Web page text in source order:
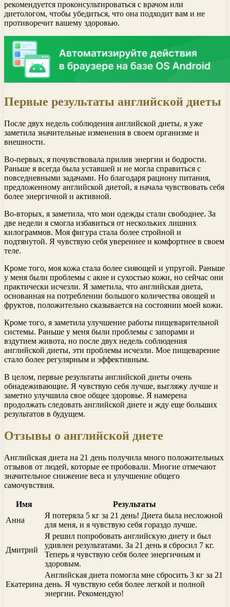
рекомендуется проконсультироваться с врачом или
диетологом, чтобы убедиться, что она подходит вам и не
противоречит вашему здоровью.
Первые результаты английской диеты
После двух недель соблюдения английской диеты, я уже
заметила значительные изменения в своем организме и
внешности.
Во-первых, я почувствовала прилив энергии и бодрости.
Раньше я всегда была уставшей и не могла справиться с
повседневными задачами. Но благодаря рациону питания,
предложенному английской диетой, я начала чувствовать себя
более энергичной и активной.
Во-вторых, я заметила, что мои одежды стали свободнее. За
две недели я смогла избавиться от нескольких лишних
килограммов. Моя фигура стала более стройной и
подтянутой. Я чувствую себя увереннее и комфортнее в своем
теле.
Кроме того, моя кожа стала более сияющей и упругой. Раньше
у меня были проблемы с акне и сухостью кожи, но сейчас они
практически исчезли. Я заметила, что английская диета,
основанная на потреблении большого количества овощей и
фруктов, положительно сказывается на состоянии моей кожи.
Кроме того, я заметила улучшение работы пищеварительной
системы. Раньше у меня были проблемы с запорами и
вздутием живота, но после двух недель соблюдения
английской диеты, эти проблемы исчезли. Мое пищеварение
стало более регулярным и эффективным.
В целом, первые результаты английской диеты очень
обнадеживающие. Я чувствую себя лучше, выгляжу лучше и
заметно улучшила свое общее здоровье. Я намерена
продолжать следовать английской диете и жду еще больших
результатов в будущем.
Отзывы о английской диете
Английская диета на 21 день получила много положительных
отзывов от людей, которые ее пробовали. Многие отмечают
значительное снижение веса и улучшение общего
самочувствия.
Имя
Результаты
Анна
Я потеряла 5 кг за 21 день! Диета была несложной
для меня, и я чувствую себя гораздо лучше.
Дмитрий
Я решил попробовать английскую диету и был
удивлен результатами. За 21 день я сбросил 7 кг.
Теперь я чувствую себя более энергичным и
здоровым.
Екатерина
Английская диета помогла мне сбросить 3 кг за 21
день. Я чувствую себя более легкой и полной
энергии. Рекомендую!